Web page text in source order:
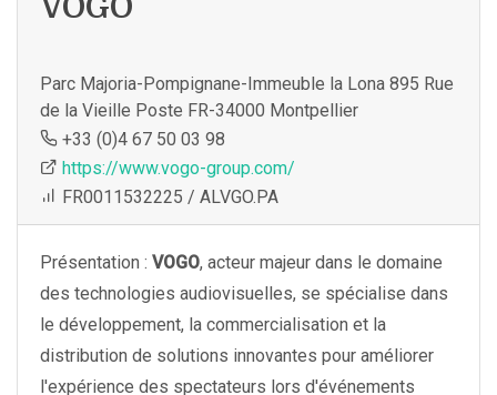
VOGO
Parc Majoria-Pompignane-Immeuble la Lona 895 Rue
de la Vieille Poste FR-34000 Montpellier
+33 (0)4 67 50 03 98
https://www.vogo-group.com/
FR0011532225 / ALVGO.PA
Présentation : VOGO, acteur majeur dans le domaine
des technologies audiovisuelles, se spécialise dans
le développement, la commercialisation et la
distribution de solutions innovantes pour améliorer
l'expérience des spectateurs lors d'événements